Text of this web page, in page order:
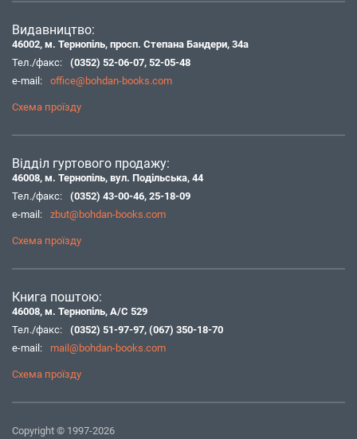
Видавництво:
46002, м. Тернопіль, просп. Степана Бандери, 34а
Тел./факс:
(0352) 52-06-07, 52-05-48
e-mail:
office@bohdan-books.com
Схема проїзду
Відділ гуртового продажу:
46008, м. Тернопіль, вул. Подільська, 44
Тел./факс:
(0352) 43-00-46, 25-18-09
e-mail:
zbut@bohdan-books.com
Схема проїзду
Книга поштою:
46008, м. Тернопіль, А/С 529
Тел./факс:
(0352) 51-97-97, (067) 350-18-70
e-mail:
mail@bohdan-books.com
Схема проїзду
Copyright © 1997-2026